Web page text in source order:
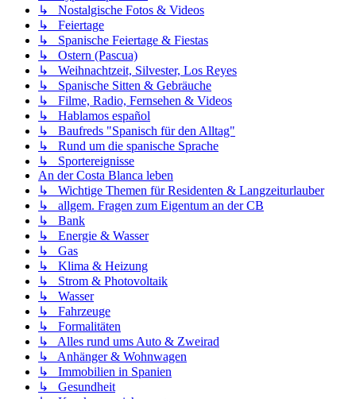
↳ Nostalgische Fotos & Videos
↳ Feiertage
↳ Spanische Feiertage & Fiestas
↳ Ostern (Pascua)
↳ Weihnachtzeit, Silvester, Los Reyes
↳ Spanische Sitten & Gebräuche
↳ Filme, Radio, Fernsehen & Videos
↳ Hablamos español
↳ Baufreds "Spanisch für den Alltag"
↳ Rund um die spanische Sprache
↳ Sportereignisse
An der Costa Blanca leben
↳ Wichtige Themen für Residenten & Langzeiturlauber
↳ allgem. Fragen zum Eigentum an der CB
↳ Bank
↳ Energie & Wasser
↳ Gas
↳ Klima & Heizung
↳ Strom & Photovoltaik
↳ Wasser
↳ Fahrzeuge
↳ Formalitäten
↳ Alles rund ums Auto & Zweirad
↳ Anhänger & Wohnwagen
↳ Immobilien in Spanien
↳ Gesundheit